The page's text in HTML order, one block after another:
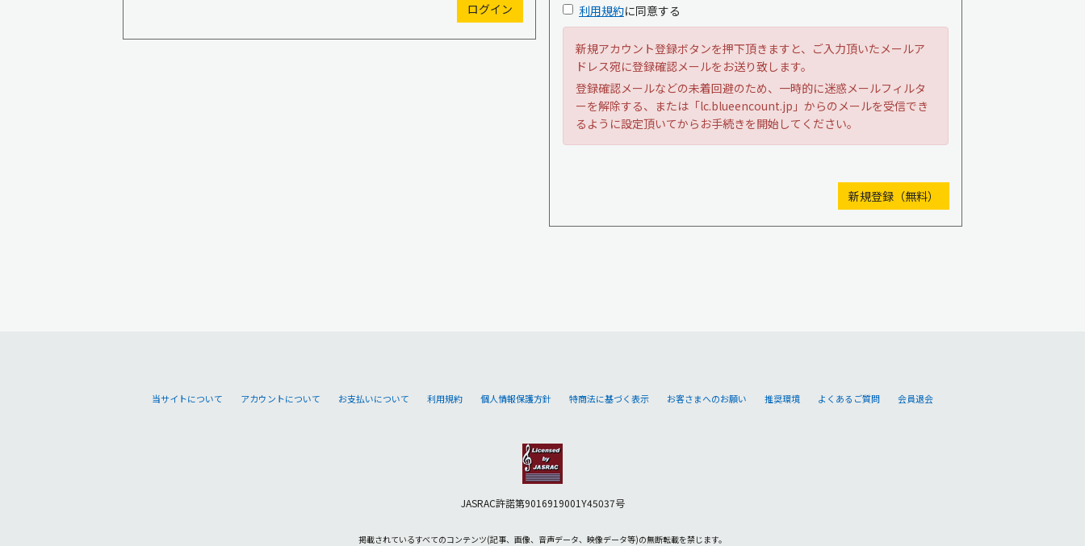
利用規約に同意する
新規アカウント登録ボタンを押下頂きますと、ご入力頂いたメールア
ドレス宛に登録確認メールをお送り致します。
登録確認メールなどの未着回避のため、一時的に迷惑メールフィルタ
ーを解除する、または「lc.blueencount.jp」からのメールを受信でき
るように設定頂いてからお手続きを開始してください。
当サイトについて アカウントについて お支払いについて 利用規約 個人情報保護方針 特商法に基づく表示 お客さまへのお願い 推奨環境 よくあるご質問 会員退会
JASRAC許諾第9016919001Y45037号
掲載されているすべてのコンテンツ(記事、画像、音声データ、映像データ等)の無断転載を禁じます。